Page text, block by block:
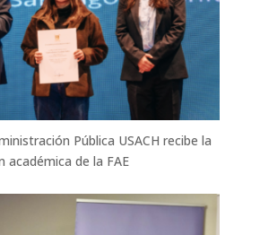
Pública USACH recibe la
académica de la FAE